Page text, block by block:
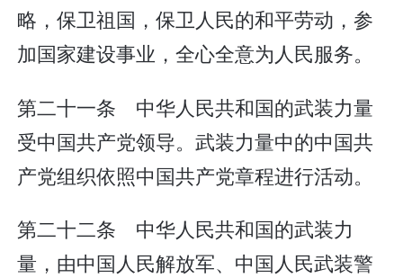
略，保卫祖国，保卫人民的和平劳动，参
加国家建设事业，全心全意为人民服务。
第二十一条 中华人民共和国的武装力量
受中国共产党领导。武装力量中的中国共
产党组织依照中国共产党章程进行活动。
第二十二条 中华人民共和国的武装力
量，由中国人民解放军、中国人民武装警